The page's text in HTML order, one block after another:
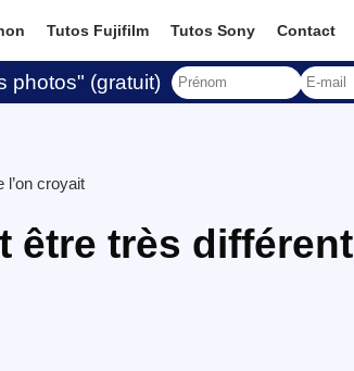
Tutos Fujifilm Tutos Sony Contact
photos" (gratuit)
croyait
être très différent